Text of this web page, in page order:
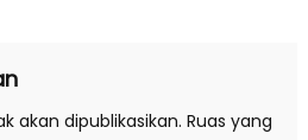
akan dipublikasikan. Ruas yang